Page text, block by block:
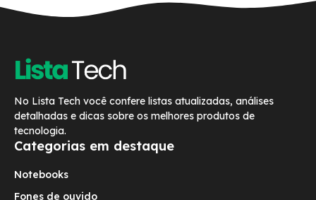
No Lista Tech você confere listas atualizadas, análises
detalhadas e dicas sobre os melhores produtos de
tecnologia.
Categorias em destaque
Notebooks
Fones de ouvido